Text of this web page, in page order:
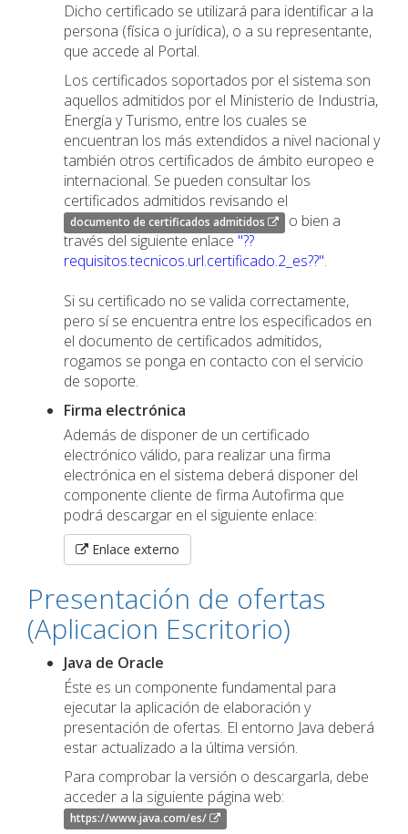
Dicho certificado se utilizará para identificar a la
persona (física o jurídica), o a su representante,
que accede al Portal.
Los certificados soportados por el sistema son
aquellos admitidos por el Ministerio de Industria,
Energía y Turismo, entre los cuales se
encuentran los más extendidos a nivel nacional y
también otros certificados de ámbito europeo e
internacional. Se pueden consultar los
certificados admitidos revisando el
documento de certificados admitidos
o bien a
través del siguiente enlace "??
requisitos.tecnicos.url.certificado.2_es??".
Si su certificado no se valida correctamente,
pero sí se encuentra entre los especificados en
el documento de certificados admitidos,
rogamos se ponga en contacto con el servicio
de soporte.
Firma electrónica
Además de disponer de un certificado
electrónico válido, para realizar una firma
electrónica en el sistema deberá disponer del
componente cliente de firma Autofirma que
podrá descargar en el siguiente enlace:
Enlace externo
Presentación de ofertas
(Aplicacion Escritorio)
Java de Oracle
Éste es un componente fundamental para
ejecutar la aplicación de elaboración y
presentación de ofertas. El entorno Java deberá
estar actualizado a la última versión.
Para comprobar la versión o descargarla, debe
acceder a la siguiente página web:
https://www.java.com/es/